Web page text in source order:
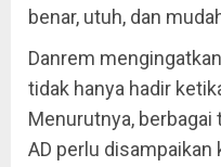
benar, utuh, dan
Danrem
tidak hanya hadir
Menurutnya, berbagai
AD perlu